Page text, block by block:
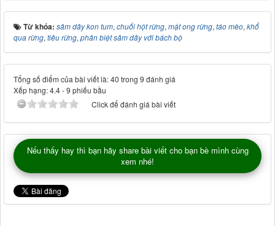
Từ khóa: sâm dây kon tum,chuối hột rừng,mật ong rừng,táo mèo,khổ
qua rừng,tiêu rừng,phân biệt sâm dây với bách bộ
Tổng số điểm của bài viết là: 40 trong 9 đánh giá
Xếp hạng:4.4-9 phiếu bầu
Click để đánh giá bài viết
Nếu thấy hay thì bạn hãy share bài viết cho bạn bè mình cùng
xem nhé!